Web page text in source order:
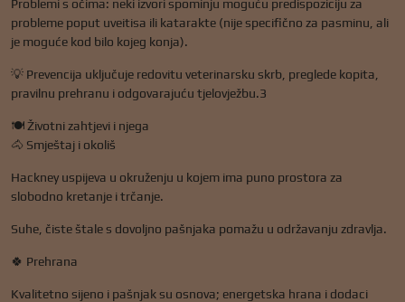
Problemi s očima: neki izvori spominju moguću predispoziciju za
probleme poput uveitisa ili katarakte (nije specifično za pasminu, ali
je moguće kod bilo kojeg konja).
💡 Prevencija uključuje redovitu veterinarsku skrb, preglede kopita,
pravilnu prehranu i odgovarajuću tjelovježbu.3
🍽️ Životni zahtjevi i njega
🐴 Smještaj i okoliš
Hackney uspijeva u okruženju u kojem ima puno prostora za
slobodno kretanje i trčanje.
Suhe, čiste štale s dovoljno pašnjaka pomažu u održavanju zdravlja.
🍀 Prehrana
Kvalitetno sijeno i pašnjak su osnova; energetska hrana i dodaci